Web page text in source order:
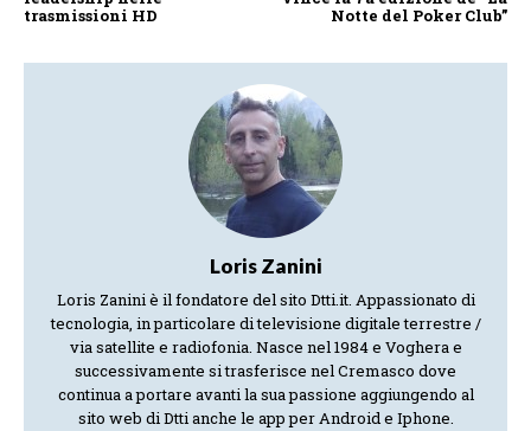
trasmissioni HD
Notte del Poker Club”
Loris Zanini
Loris Zanini è il fondatore del sito Dtti.it. Appassionato di
tecnologia, in particolare di televisione digitale terrestre /
via satellite e radiofonia. Nasce nel 1984 e Voghera e
successivamente si trasferisce nel Cremasco dove
continua a portare avanti la sua passione aggiungendo al
sito web di Dtti anche le app per Android e Iphone.